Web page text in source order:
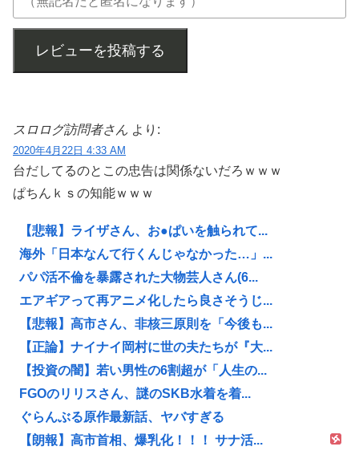
レビューを投稿する
スロログ訪問者さん より:
2020年4月22日 4:33 AM
台だしてるのとこの忠告は関係ないだろｗｗｗ
ぱちんｋｓの知能ｗｗｗ
【悲報】ライザさん、お●ぱいを触られて...
海外「日本なんて行くんじゃなかった…」...
パパ活不倫を暴露された大物芸人さん(6...
エアギアって再アニメ化したら良さそうじ...
【悲報】高市さん、非核三原則を「今後も...
【正論】ナイナイ岡村に世の夫たちが『大...
【投資の闇】若い男性の6割超が「人生の...
FGOのリリスさん、謎のSKB水着を着...
ぐらんぶる原作最新話、ヤバすぎる
【朗報】高市首相、爆乳化！！！ サナ活...